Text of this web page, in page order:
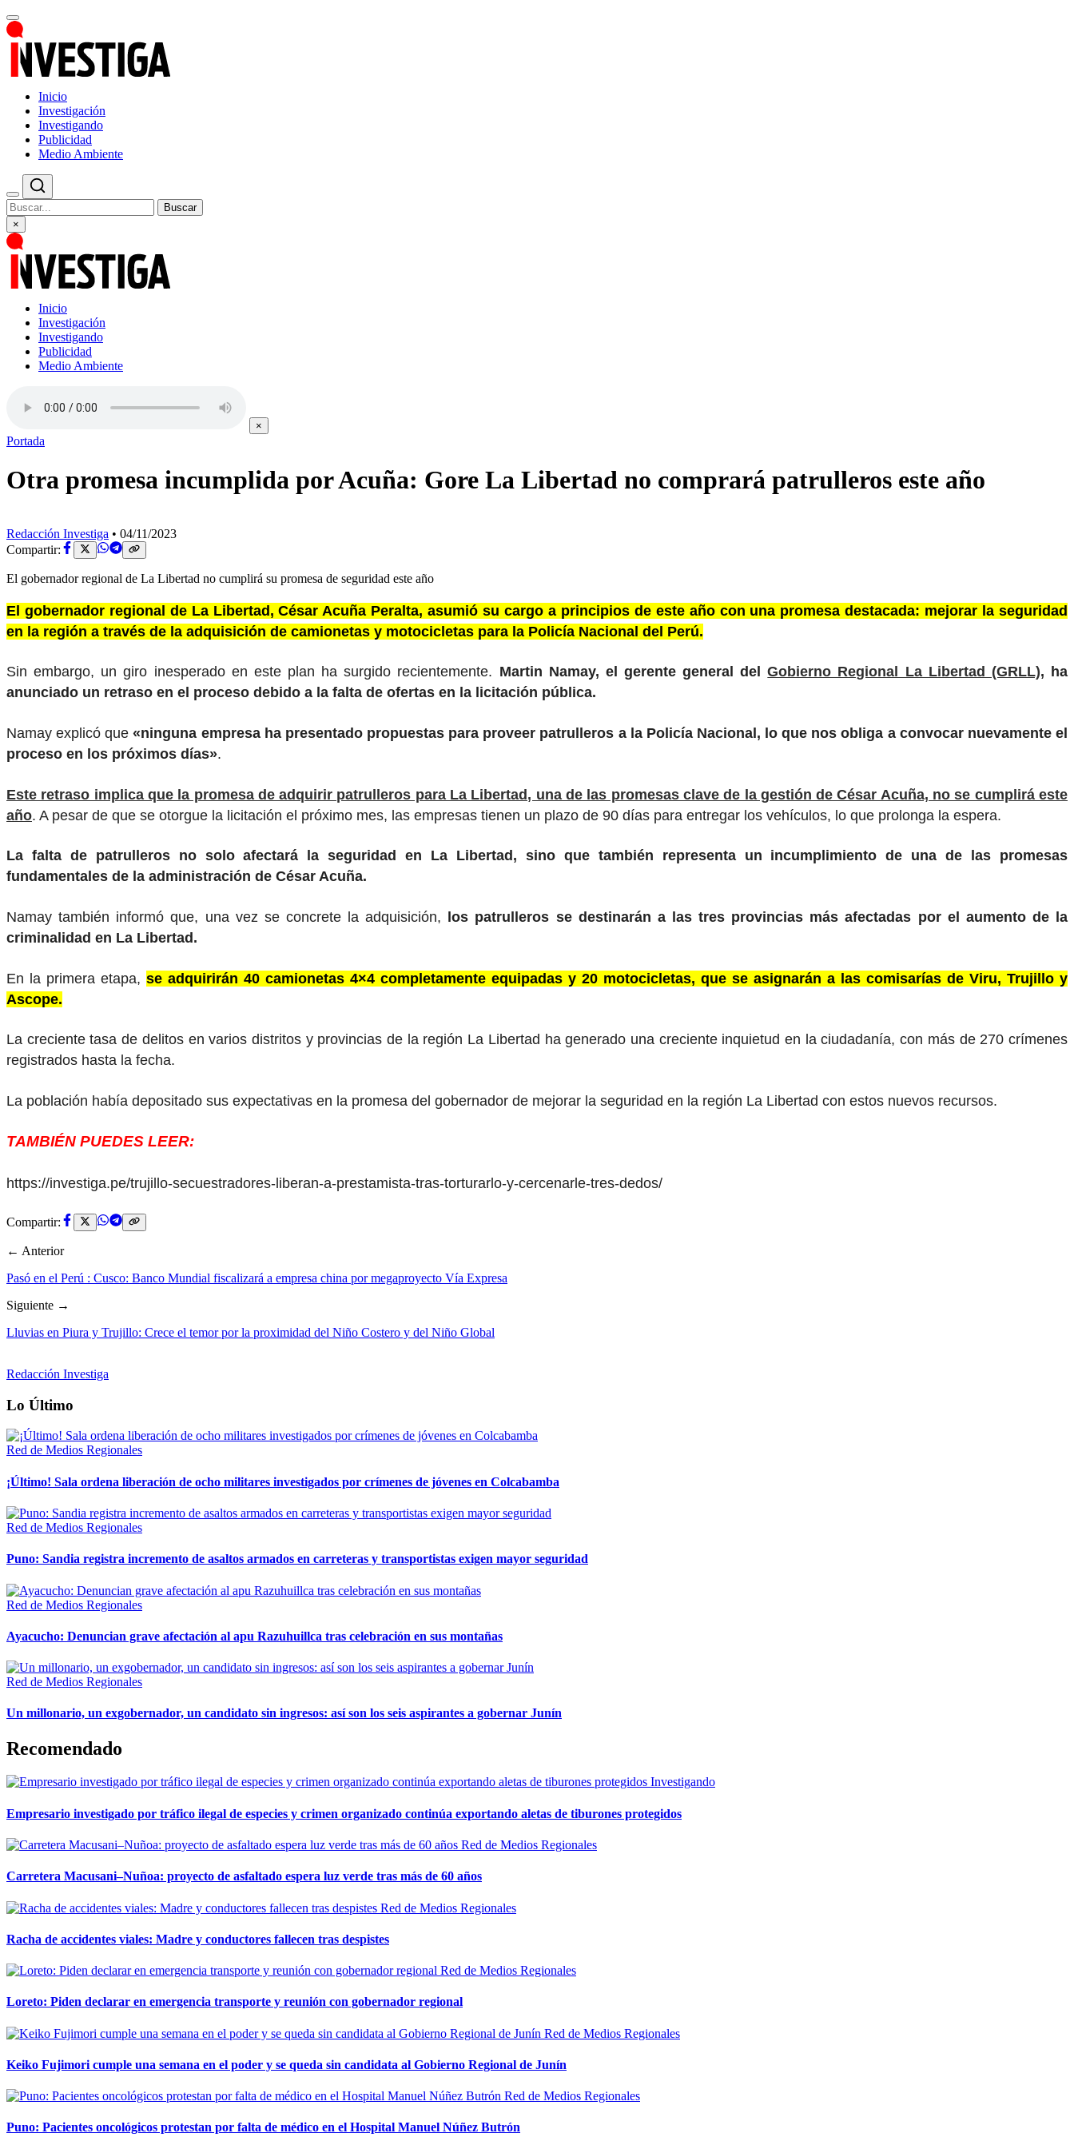
Inicio
Investigación
Investigando
Publicidad
Medio Ambiente
Buscar
×
Inicio
Investigación
Investigando
Publicidad
Medio Ambiente
×
Portada
Otra promesa incumplida por Acuña: Gore La Libertad no comprará patrulleros este año
Redacción Investiga • 04/11/2023
Compartir:
El gobernador regional de La Libertad no cumplirá su promesa de seguridad este año
El gobernador regional de La Libertad, César Acuña Peralta, asumió su cargo a principios de este año con una promesa destacada: mejorar la seguridad
en la región a través de la adquisición de camionetas y motocicletas para la Policía Nacional del Perú.
Sin embargo, un giro inesperado en este plan ha surgido recientemente. Martin Namay, el gerente general delGobierno Regional La Libertad (GRLL), ha
anunciado un retraso en el proceso debido a la falta de ofertas en la licitación pública.
Namay explicó que«ninguna empresa ha presentado propuestas para proveer patrulleros a la Policía Nacional, lo que nos obliga a convocar nuevamente el
proceso en los próximos días».
Este retraso implica que la promesa de adquirir patrulleros para La Libertad, una de las promesas clave de la gestión de César Acuña, no se cumplirá este
año. A pesar de que se otorgue la licitación el próximo mes, las empresas tienen un plazo de 90 días para entregar los vehículos, lo que prolonga la espera.
La falta de patrulleros no solo afectará la seguridad en La Libertad, sino que también representa un incumplimiento de una de las promesas
fundamentales de la administración de César Acuña.
Namay también informó que, una vez se concrete la adquisición, los patrulleros se destinarán a las tres provincias más afectadas por el aumento de la
criminalidad en La Libertad.
En la primera etapa, se adquirirán 40 camionetas 4×4 completamente equipadas y 20 motocicletas, que se asignarán a las comisarías de Viru, Trujillo y
Ascope.
La creciente tasa de delitos en varios distritos y provincias de la región La Libertad ha generado una creciente inquietud en la ciudadanía, con más de 270 crímenes
registrados hasta la fecha.
La población había depositado sus expectativas en la promesa del gobernador de mejorar la seguridad en la región La Libertad con estos nuevos recursos.
TAMBIÉN PUEDES LEER:
https://investiga.pe/trujillo-secuestradores-liberan-a-prestamista-tras-torturarlo-y-cercenarle-tres-dedos/
Compartir:
← Anterior
Pasó en el Perú : Cusco: Banco Mundial fiscalizará a empresa china por megaproyecto Vía Expresa
Siguiente →
Lluvias en Piura y Trujillo: Crece el temor por la proximidad del Niño Costero y del Niño Global
Redacción Investiga
Lo Último
Red de Medios Regionales
¡Último! Sala ordena liberación de ocho militares investigados por crímenes de jóvenes en Colcabamba
Red de Medios Regionales
Puno: Sandia registra incremento de asaltos armados en carreteras y transportistas exigen mayor seguridad
Red de Medios Regionales
Ayacucho: Denuncian grave afectación al apu Razuhuillca tras celebración en sus montañas
Red de Medios Regionales
Un millonario, un exgobernador, un candidato sin ingresos: así son los seis aspirantes a gobernar Junín
Recomendado
Investigando
Empresario investigado por tráfico ilegal de especies y crimen organizado continúa exportando aletas de tiburones protegidos
Red de Medios Regionales
Carretera Macusani–Nuñoa: proyecto de asfaltado espera luz verde tras más de 60 años
Red de Medios Regionales
Racha de accidentes viales: Madre y conductores fallecen tras despistes
Red de Medios Regionales
Loreto: Piden declarar en emergencia transporte y reunión con gobernador regional
Red de Medios Regionales
Keiko Fujimori cumple una semana en el poder y se queda sin candidata al Gobierno Regional de Junín
Red de Medios Regionales
Puno: Pacientes oncológicos protestan por falta de médico en el Hospital Manuel Núñez Butrón